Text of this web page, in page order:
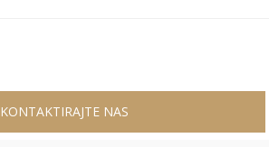
KONTAKTIRAJTE NAS